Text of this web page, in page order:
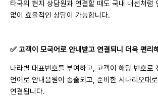
타국의 현지 상담원과 연결할 때도 국내 내선처럼
없이 효율적인 상담이 가능합니다.
✅ 고객이 모국어로 안내받고 연결되니 더욱 편리
나라별 대표번호를 부여하고, 고객이 해당 번호로
언어로 안내음원이 송출되고, 준비한 시나리오대
연결됩니다.